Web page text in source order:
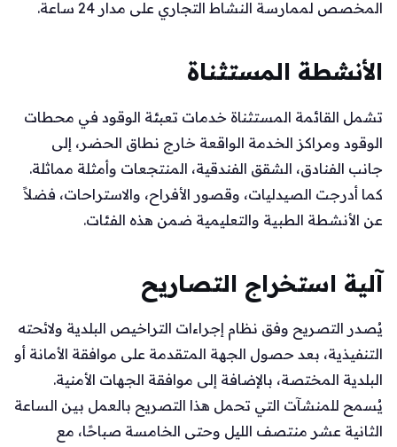
المخصص لممارسة النشاط التجاري على مدار 24 ساعة.
الأنشطة المستثناة
تشمل القائمة المستثناة خدمات تعبئة الوقود في محطات
الوقود ومراكز الخدمة الواقعة خارج نطاق الحضر، إلى
جانب الفنادق، الشقق الفندقية، المنتجعات وأمثلة مماثلة.
كما أدرجت الصيدليات، وقصور الأفراح، والاستراحات، فضلاً
عن الأنشطة الطبية والتعليمية ضمن هذه الفئات.
آلية استخراج التصاريح
يُصدر التصريح وفق نظام إجراءات التراخيص البلدية ولائحته
التنفيذية، بعد حصول الجهة المتقدمة على موافقة الأمانة أو
البلدية المختصة، بالإضافة إلى موافقة الجهات الأمنية.
يُسمح للمنشآت التي تحمل هذا التصريح بالعمل بين الساعة
الثانية عشر منتصف الليل وحتى الخامسة صباحًا، مع